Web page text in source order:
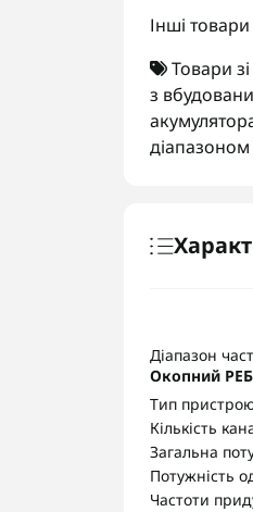
Інші товари
Товари
з
Діапазон
Окопний РЕБ
Тип
Кількість
Загальна
Потужність
Частоти